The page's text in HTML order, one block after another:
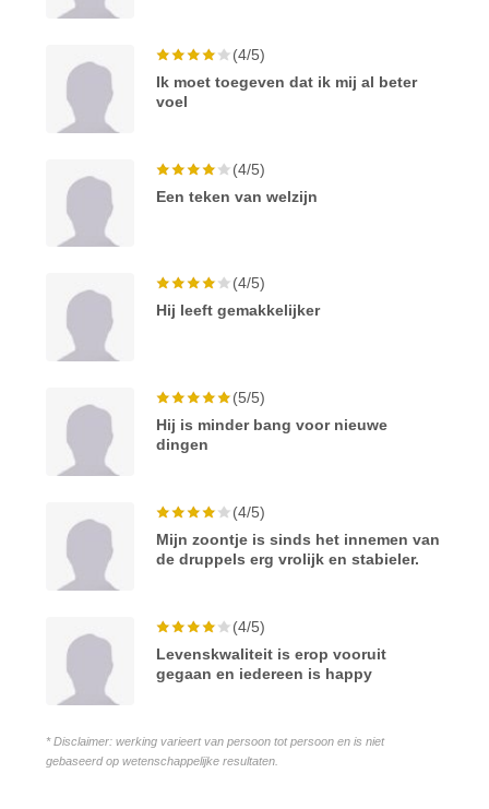
(4/5)
Ik moet toegeven dat ik mij al beter
voel
(4/5)
Een teken van welzijn
(4/5)
Hij leeft gemakkelijker
(5/5)
Hij is minder bang voor nieuwe
dingen
(4/5)
Mijn zoontje is sinds het innemen van
de druppels erg vrolijk en stabieler.
(4/5)
Levenskwaliteit is erop vooruit
gegaan en iedereen is happy
* Disclaimer: werking varieert van persoon tot persoon en is niet
gebaseerd op wetenschappelijke resultaten.